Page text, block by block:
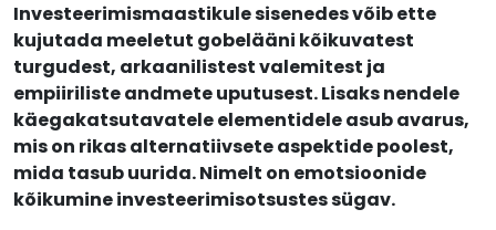
Investeerimismaastikule sisenedes võib ette
kujutada meeletut gobelääni kõikuvatest
turgudest, arkaanilistest valemitest ja
empiiriliste andmete uputusest. Lisaks nendele
käegakatsutavatele elementidele asub avarus,
mis on rikas alternatiivsete aspektide poolest,
mida tasub uurida. Nimelt on emotsioonide
kõikumine investeerimisotsustes sügav.